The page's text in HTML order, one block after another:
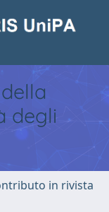
degli
in rivista